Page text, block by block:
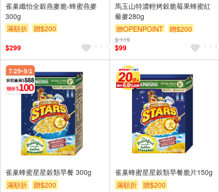
雀巢纖怡全穀燕麥脆-蜂蜜燕麥
300g
滿額折
贈$200
$299
馬玉山特濃輕烤穀脆莓果蜂蜜紅
藜麥280g
贈OPENPOINT
贈$200
$ 119
$99
雀巢蜂蜜星星穀類早餐 300g
滿額折
贈$200
雀巢蜂蜜星星穀類早餐脆片150g
滿額折
贈$200